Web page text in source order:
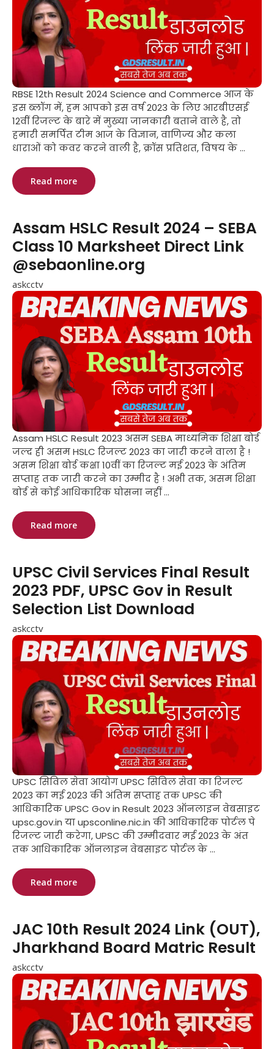
RBSE 12th Result 2024 Science and Commerce आज के
इस ब्लॉग में, हम आपको इस वर्ष 2023 के लिए आरबीएसई
12वीं रिजल्ट के बारे में मुख्या जानकारी बताने वाले है, तो
हमारी समर्पित टीम आज के विज्ञान, वाणिज्य और कला
धाराओं को कवर करने वाली है, क्रॉस प्रतिशत, विषय के ...
Read more
Assam HSLC Result 2024 – SEBA
Class 10 Marksheet Direct Link
@sebaonline.org
askcctv
Assam HSLC Result 2023 असम SEBA माध्यमिक शिक्षा बोर्ड
जल्द ही असम HSLC रिजल्ट 2023 का जारी करने वाला है !
असम शिक्षा बोर्ड कक्षा 10वीं का रिजल्ट मई 2023 के अंतिम
सप्ताह तक जारी करने का उम्मीद है ! अभी तक, असम शिक्षा
बोर्ड से कोई आधिकारिक घोसना नहीं ...
Read more
UPSC Civil Services Final Result
2023 PDF, UPSC Gov in Result
Selection List Download
askcctv
UPSC सिविल सेवा आयोग UPSC सिविल सेवा का रिजल्ट
2023 का मई 2023 की अंतिम सप्ताह तक UPSC की
आधिकारिक UPSC Gov in Result 2023 ऑनलाइन वेबसाइट
upsc.gov.in या upsconline.nic.in की आधिकारिक पोर्टल पे
रिजल्ट जारी करेगा, UPSC की उम्मीदवार मई 2023 के अंत
तक आधिकारिक ऑनलाइन वेबसाइट पोर्टल के ...
Read more
JAC 10th Result 2024 Link (OUT),
Jharkhand Board Matric Result
askcctv